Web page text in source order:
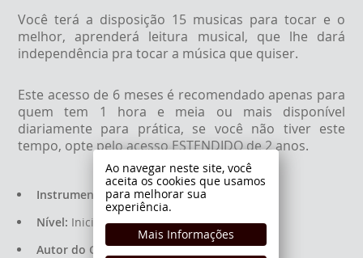
Você terá a disposição 15 musicas para tocar e o
melhor, aprenderá leitura musical, que lhe dará
independência pra tocar a música que quiser.
Este acesso de 6 meses é recomendado apenas para
quem tem 1 hora e meia ou mais disponível
diariamente para prática, se você não tiver este
tempo, opte pelo acesso ESTENDIDO de 2 anos.
Instrumento:Saxofone.
Nível: Iniciante.
Autor do Curso:Academia do Sax.
Ao navegar neste site, você
aceita os cookies que usamos
para melhorar sua
experiência.
Mais Informações